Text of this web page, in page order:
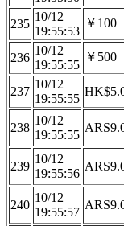
235
10/12
19:55:53
￥100
236
10/12
19:55:55
￥500
237
10/12
19:55:55
238
10/12
19:55:55
239
10/12
19:55:56
240
10/12
19:55:57